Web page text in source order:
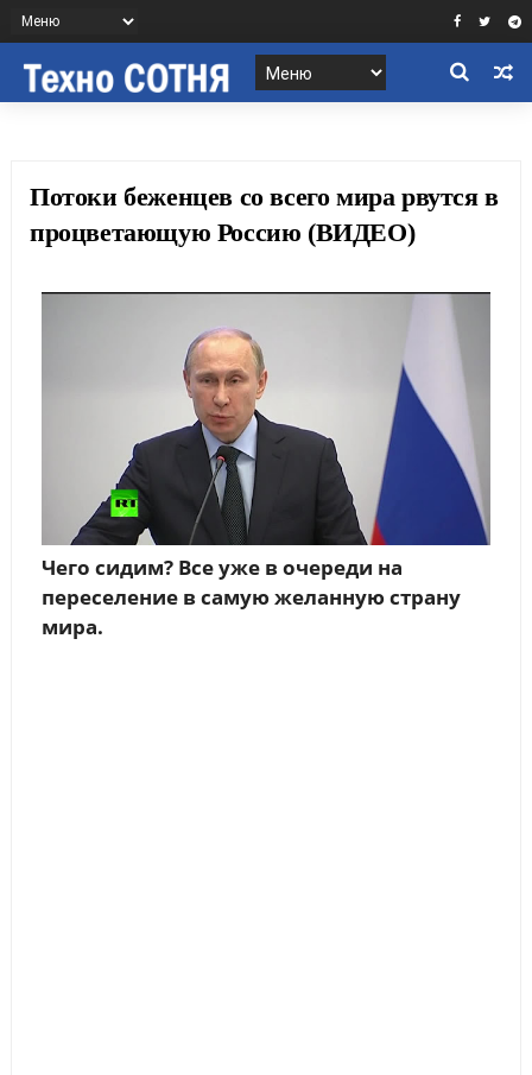
Потоки беженцев со всего мира рвутся в
процветающую Россию (ВИДЕО)
Чего сидим? Все уже в очереди на
переселение в самую желанную страну
мира.